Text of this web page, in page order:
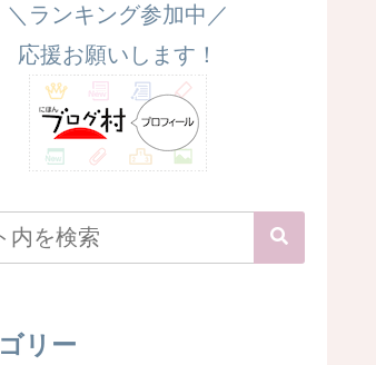
＼ランキング参加中／
応援お願いします！
リー